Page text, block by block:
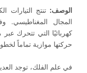
الوصف: تنتج التيارات
المجال المغناطيسي.
كهربائيًا التي تتحرك
حركتها موازية تماماً
في علم الفلك، توجد